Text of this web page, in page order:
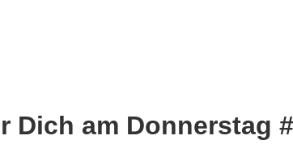
Dich am Donnerstag